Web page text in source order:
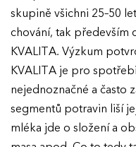
skupině všichni 25–50
chování, tak především
KVALITA. Výzkum
KVALITA je pro
nejednoznačné a často
segmentů potravin liší
mléka jde o složení a